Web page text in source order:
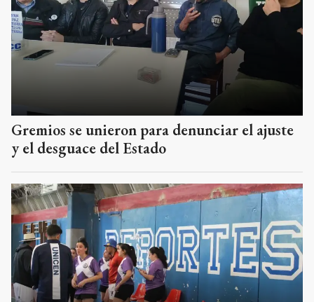
Gremios se unieron para denunciar el ajuste
y el desguace del Estado